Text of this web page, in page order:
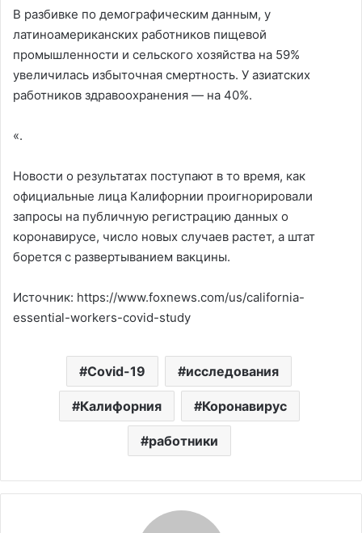
В разбивке по демографическим данным, у
латиноамериканских работников пищевой
промышленности и сельского хозяйства на 59%
увеличилась избыточная смертность. У азиатских
работников здравоохранения — на 40%.
«.
Новости о результатах поступают в то время, как
официальные лица Калифорнии проигнорировали
запросы на публичную регистрацию данных о
коронавирусе, число новых случаев растет, а штат
борется с развертыванием вакцины.
Источник: https://www.foxnews.com/us/california-
essential-workers-covid-study
Covid-19 исследования
Калифорния Коронавирус
работники